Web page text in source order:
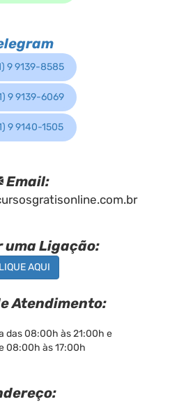
9 9139-8585
9 9139-6069
9 9140-1505
Email:
Ligação:
AQUI
Atendimento:
das 08:00h às 21:00h e
08:00h às 17:00h